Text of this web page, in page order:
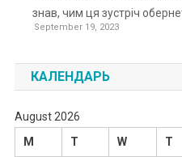
знав, чим ця зустріч
September 19, 2023
КАЛЕНДАРЬ
August 2026
M
T W T